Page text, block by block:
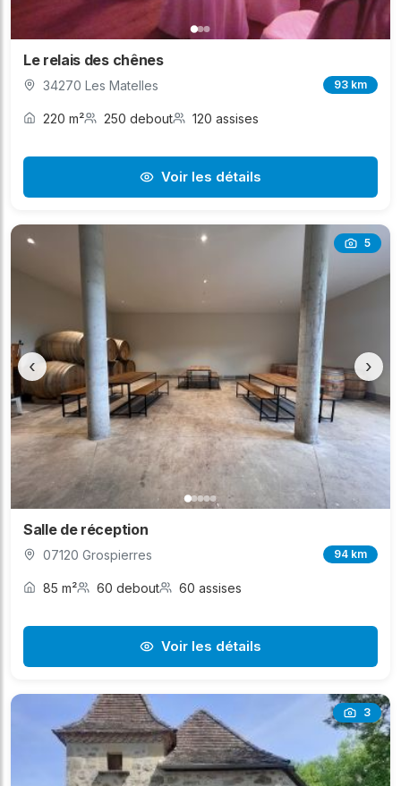
Le relais des chênes
34270 Les Matelles 93 km
220 m² 250 debout 120 assises
Voir les détails
5
‹ ›
Salle de réception
07120 Grospierres 94 km
85 m² 60 debout 60 assises
Voir les détails
3